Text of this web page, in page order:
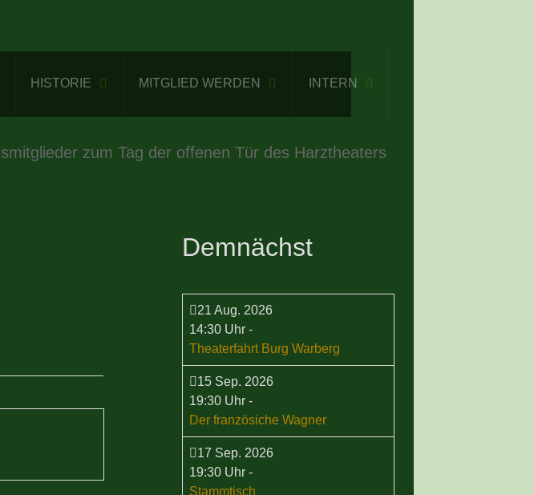
HISTORIE MITGLIED WERDEN INTERN
zum Tag der offenen Tür des Harztheaters
Demnächst
21 Aug. 2026
14:30 Uhr-
Theaterfahrt Burg Warberg
15 Sep. 2026
19:30 Uhr-
Der französiche Wagner
17 Sep. 2026
19:30 Uhr-
Stammtisch